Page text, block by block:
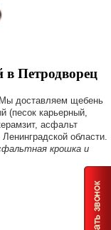
в Петродворец
доставляем щебень
(песок карьерный,
асфальт
области.
крошка и